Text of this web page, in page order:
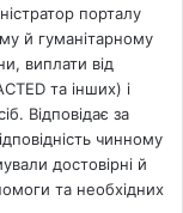
порталу
й гуманітарному
виплати від
та інших) і
Відповідає за
чинному
достовірні й
та необхідних